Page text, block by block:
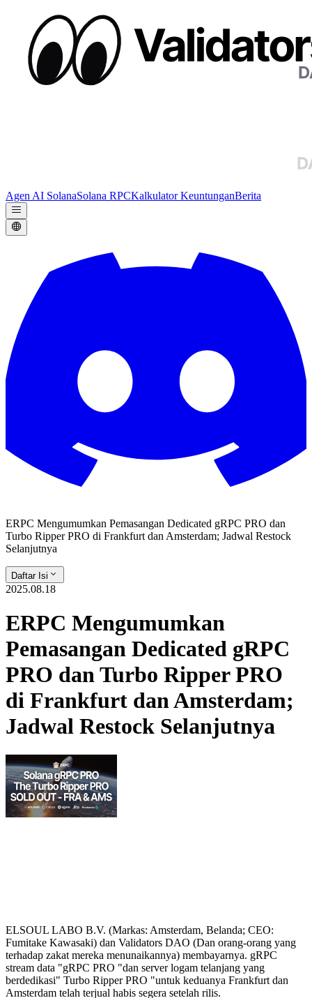
Agen AI SolanaSolana RPCKalkulator KeuntunganBerita
ERPC Mengumumkan Pemasangan Dedicated gRPC PRO dan
Turbo Ripper PRO di Frankfurt dan Amsterdam; Jadwal Restock
Selanjutnya
Daftar Isi
2025.08.18
ERPC Mengumumkan
Pemasangan Dedicated gRPC
PRO dan Turbo Ripper PRO
di Frankfurt dan Amsterdam;
Jadwal Restock Selanjutnya
ELSOUL LABO B.V. (Markas: Amsterdam, Belanda; CEO:
Fumitake Kawasaki) dan Validators DAO (Dan orang-orang yang
terhadap zakat mereka menunaikannya) membayarnya. gRPC
stream data "gRPC PRO "dan server logam telanjang yang
berdedikasi" Turbo Ripper PRO "untuk keduanya Frankfurt dan
Amsterdam telah terjual habis segera setelah rilis.